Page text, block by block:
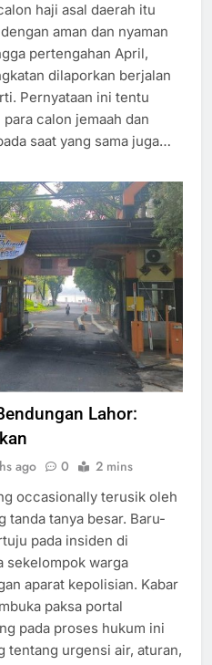
haji asal daerah itu
aman dan nyaman
pertengahan April,
dilaporkan berjalan
Pernyataan ini tentu
calon jemaah dan
saat yang sama juga…
Lahor:
ago 0 2 mins
occasionally terusik oleh
tanda tanya besar. Baru-
pada insiden di
sekelompok warga
aparat kepolisian. Kabar
paksa portal
pada proses hukum ini
tentang urgensi air, aturan,